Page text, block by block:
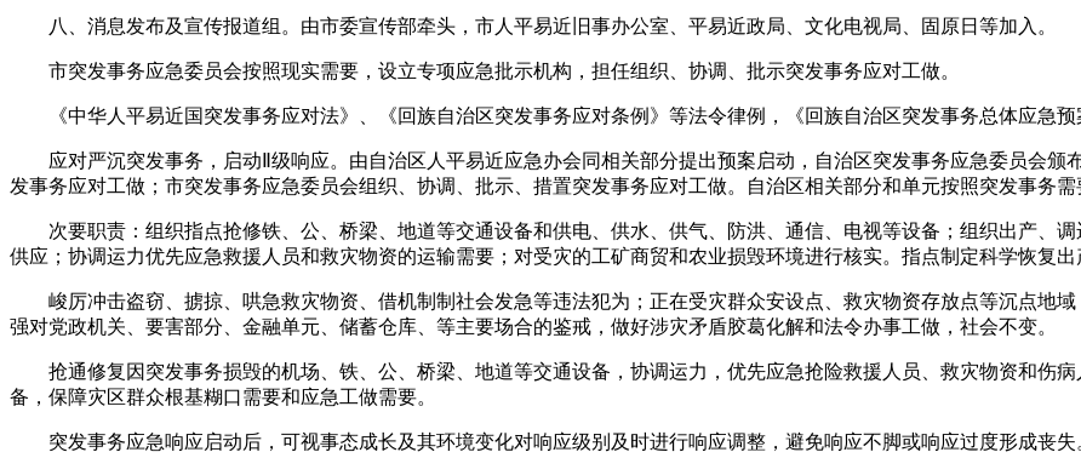
八、消息发布及宣传报道组。由市委宣传部牵头，市人平易近旧事办公室、平易近政局、文化电视局、固原日等加入。
市突发事务应急委员会按照现实需要，设立专项应急批示机构，担任组织、协调、批示突发事务应对工做。
《中华人平易近国突发事务应对法》、《回族自治区突发事务应对条例》等法令律例，《回族自治区突发事务总体应急预
应对严沉突发事务，启动Ⅱ级响应。由自治区人平易近应急办会同相关部分提出预案启动，自治区突发事务应急委员会颁
发事务应对工做；市突发事务应急委员会组织、协调、批示、措置突发事务应对工做。自治区相关部分和单元按照突发事务需
次要职责：组织指点抢修铁、公、桥梁、地道等交通设备和供电、供水、供气、防洪、通信、电视等设备；组织出产、
供应；协调运力优先应急救援人员和救灾物资的运输需要；对受灾的工矿商贸和农业损毁环境进行核实。指点制定科学恢复出
峻厉冲击盗窃、掳掠、哄急救灾物资、借机制制社会发急等违法犯为；正在受灾群众安设点、救灾物资存放点等沉点地
强对党政机关、要害部分、金融单元、储蓄仓库、等主要场合的鉴戒，做好涉灾矛盾胶葛化解和法令办事工做，社会不变。
抢通修复因突发事务损毁的机场、铁、公、桥梁、地道等交通设备，协调运力，优先应急抢险救援人员、救灾物资和伤
备，保障灾区群众根基糊口需要和应急工做需要。
突发事务应急响应启动后，可视事态成长及其环境变化对响应级别及时进行响应调整，避免响应不脚或响应过度形成丧失